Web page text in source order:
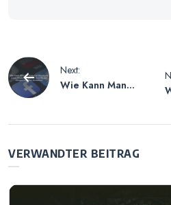
Next:
Wie Kann Man
Schritte Zur
VERWANDTER BEITRAG